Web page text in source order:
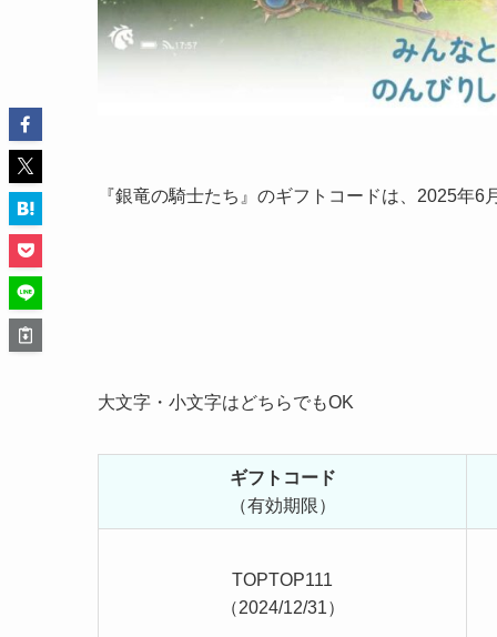
『銀竜の騎士たち』のギフトコードは、2025年
大文字・小文字はどちらでもOK
ギフトコード
（有効期限）
TOPTOP111
（2024/12/31）